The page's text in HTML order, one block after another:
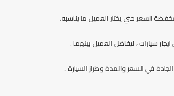
السعر حتي يختار العميل ما يناسبه.
ايجار سيارات، ليفاضل العميل بينهما .
في السعر والمدة وطراز السيارة .